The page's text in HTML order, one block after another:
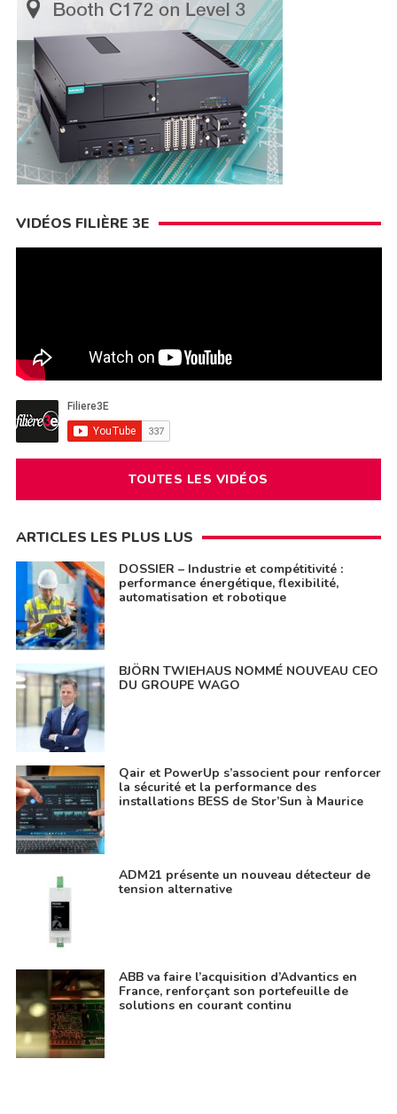
VIDÉOS FILIÈRE 3E
TOUTES LES VIDÉOS
ARTICLES LES PLUS LUS
DOSSIER – Industrie et compétitivité :
performance énergétique, flexibilité,
automatisation et robotique
BJÖRN TWIEHAUS NOMMÉ NOUVEAU CEO
DU GROUPE WAGO
Qair et PowerUp s’associent pour renforcer
la sécurité et la performance des
installations BESS de Stor’Sun à Maurice
ADM21 présente un nouveau détecteur de
tension alternative
ABB va faire l’acquisition d’Advantics en
France, renforçant son portefeuille de
solutions en courant continu